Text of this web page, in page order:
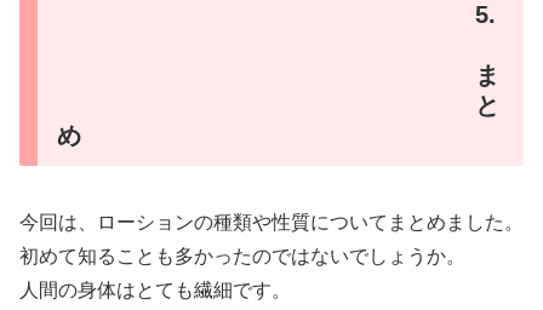
5.
ま
と
め
今回は、ローションの種類や性質についてまとめました。
初めて知ることも多かったのではないでしょうか。
人間の身体はとても繊細です。